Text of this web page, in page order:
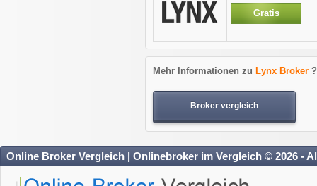
Gratis
Mehr Informationen zu Lynx Broker ?
Broker vergleich
Online Broker Vergleich | Onlinebroker im Vergleich © 2026 -